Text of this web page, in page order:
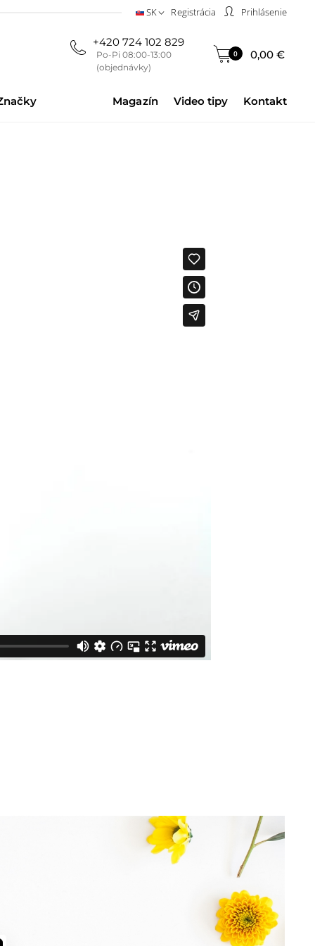
SK Registrácia Prihlásenie
+420 724 102 829
Po-Pi 08:00-13:00
(objednávky)
0 0,00 €
Magazín Video tipy Kontakt